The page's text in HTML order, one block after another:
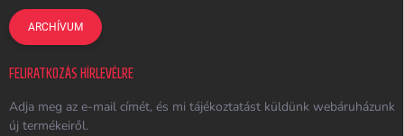
ARCHÍVUM
FELIRATKOZÁS HÍRLEVÉLRE
Adja meg az e-mail címét, és mi tájékoztatást küldünk webáruházunk
új termékeiről.